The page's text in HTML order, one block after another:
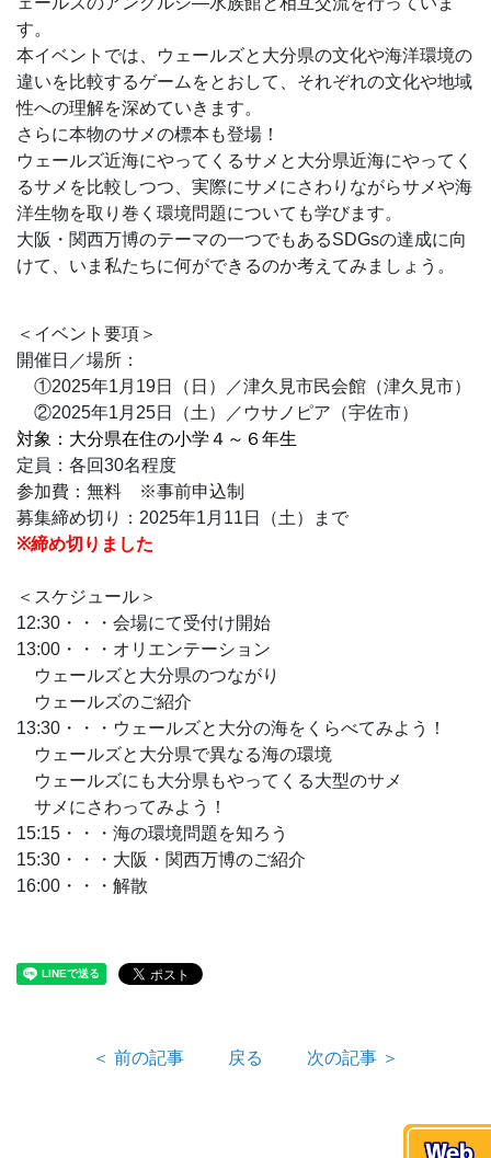
す。
本イベントでは、ウェールズと大分県の文化や海洋環境の
違いを比較するゲームをとおして、それぞれの文化や地域
性への理解を深めていきます。
さらに本物のサメの標本も登場！
ウェールズ近海にやってくるサメと大分県近海にやってく
るサメを比較しつつ、実際にサメにさわりながらサメや海
洋生物を取り巻く環境問題についても学びます。
大阪・関西万博のテーマの一つでもあるSDGsの達成に向
けて、いま私たちに何ができるのか考えてみましょう。
＜イベント要項＞
開催日／場所：
①2025年1月19日（日）／津久見市民会館（津久見市）
②2025年1月25日（土）／ウサノピア（宇佐市）
対象：大分県在住の小学４～６年生
定員：各回30名程度
参加費：無料 ※事前申込制
募集締め切り：2025年1月11日（土）まで
※締め切りました
＜スケジュール＞
12:30・・・会場にて受付け開始
13:00・・・オリエンテーション
ウェールズと大分県のつながり
ウェールズのご紹介
13:30・・・ウェールズと大分の海をくらべてみよう！
ウェールズと大分県で異なる海の環境
ウェールズにも大分県もやってくる大型のサメ
サメにさわってみよう！
15:15・・・海の環境問題を知ろう
15:30・・・大阪・関西万博のご紹介
16:00・・・解散
＜ 前の記事 戻る 次の記事 ＞